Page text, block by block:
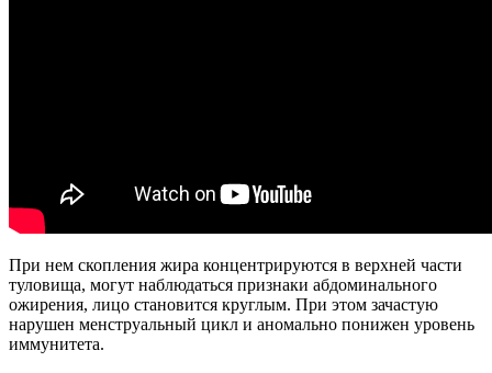
При нем скопления жира концентрируются в верхней части
туловища, могут наблюдаться признаки абдоминального
ожирения, лицо становится круглым. При этом зачастую
нарушен менструальный цикл и аномально понижен уровень
иммунитета.